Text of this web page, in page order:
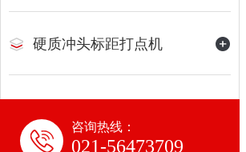
硬质冲头标距打点机
咨询热线：
021-56473709